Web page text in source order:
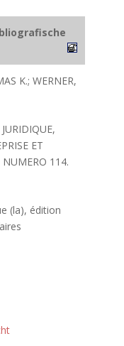
K.; WERNER,
ET
NUMERO 114.
(la), édition